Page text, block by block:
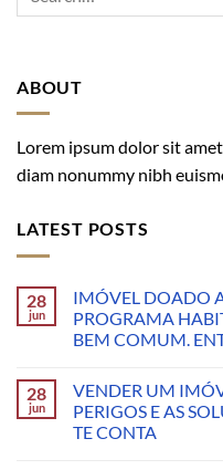
ABOUT
Lorem ipsum dolor sit
diam nonummy nibh
LATEST POSTS
28
jun
IMÓVEL DOADO
PROGRAMA
BEM COMUM.
28
jun
VENDER UM
PERIGOS E AS
TE CONTA